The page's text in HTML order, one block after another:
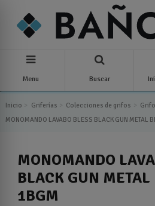
Menu Buscar
Inicio Griferías Colecciones de grifos
MONOMANDO LAVABO BLESS BLACK GUN METAL
MONOMANDO
BLACK GUN
1BGM